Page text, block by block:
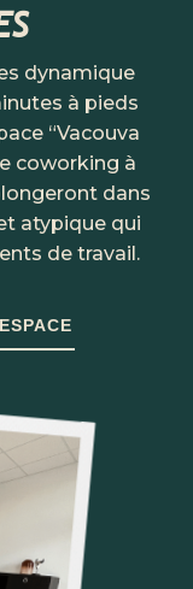
dynamique
à pieds
“Vacouva
coworking à
dans
atypique qui
de travail.